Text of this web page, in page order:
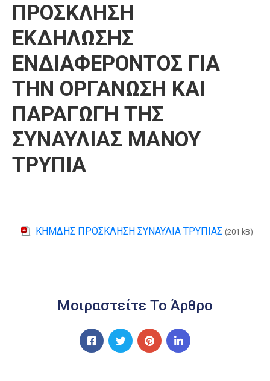
Επικοινωνία
ΠΡΟΣΚΛΗΣΗ
ΕΚΔΗΛΩΣΗΣ
ΕΝΔΙΑΦΕΡΟΝΤΟΣ ΓΙΑ
ΤΗΝ ΟΡΓΑΝΩΣΗ ΚΑΙ
ΠΑΡΑΓΩΓΗ ΤΗΣ
ΣΥΝΑΥΛΙΑΣ ΜΑΝΟΥ
ΤΡΥΠΙΑ
ΚΗΜΔΗΣ ΠΡΟΣΚΛΗΣΗ ΣΥΝΑΥΛΙΑ ΤΡΥΠΙΑΣ (201 kB)
Μοιραστείτε Το Άρθρο